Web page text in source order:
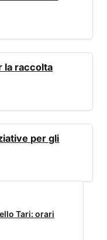
la raccolta
per gli
Tari: orari